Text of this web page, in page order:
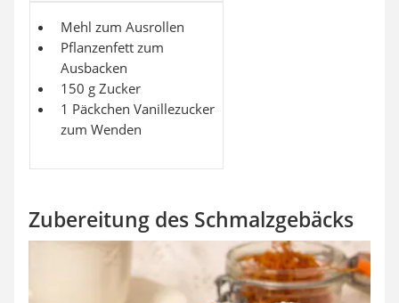
Mehl zum Ausrollen
Pflanzenfett zum
Ausbacken
150 g Zucker
1 Päckchen Vanillezucker
zum Wenden
Zubereitung des Schmalzgebäcks